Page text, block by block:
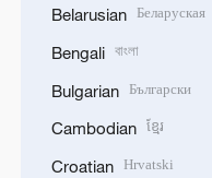
Belarusian Беларуская
Bengali বাংলা
Bulgarian Български
Cambodian ខ្មែរ
Croatian Hrvatski